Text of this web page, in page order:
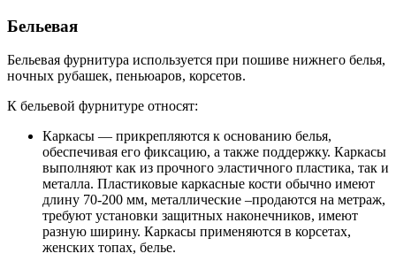
Бельевая
Бельевая фурнитура используется при пошиве нижнего белья,
ночных рубашек, пеньюаров, корсетов.
К бельевой фурнитуре относят:
Каркасы — прикрепляются к основанию белья,
обеспечивая его фиксацию, а также поддержку. Каркасы
выполняют как из прочного эластичного пластика, так и
металла. Пластиковые каркасные кости обычно имеют
длину 70-200 мм, металлические –продаются на метраж,
требуют установки защитных наконечников, имеют
разную ширину. Каркасы применяются в корсетах,
женских топах, белье.